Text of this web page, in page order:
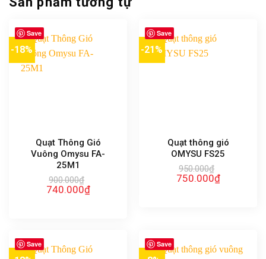
Save
-18%
Quạt Thông Gió
Vuông Omysu FA-
25M1
900.000₫
Giá
740.000₫Giá
hiện
Save
-21%
Quạt thông gió
OMYSU FS25
950.000₫
Giá
750.000₫Giá
hiện
Save Save